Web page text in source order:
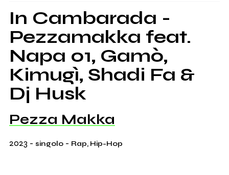
In Cambarada -
Pezzamakka feat.
Napa 01, Gamò,
Kimugì, Shadi Fa &
Dj Husk
Pezza Makka
2023 - singolo- Rap, Hip-Hop